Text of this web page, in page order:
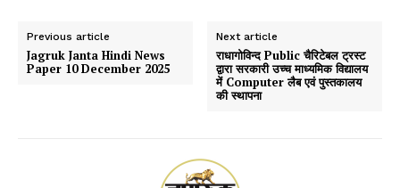
Previous article
Jagruk Janta Hindi News
Paper 10 December 2025
Next article
राधागोविन्द Public चैरिटेबल ट्रस्ट
द्वारा सरकारी उच्च माध्यमिक विद्यालय
में Computer लैब एवं पुस्तकालय
की स्थापना